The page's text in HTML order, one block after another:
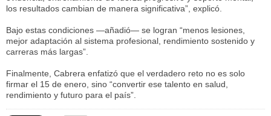
los resultados cambian de manera significativa”, explicó.
Bajo estas condiciones —añadió— se logran “menos lesiones,
mejor adaptación al sistema profesional, rendimiento sostenido y
carreras más largas”.
Finalmente, Cabrera enfatizó que el verdadero reto no es solo
firmar el 15 de enero, sino “convertir ese talento en salud,
rendimiento y futuro para el país”.